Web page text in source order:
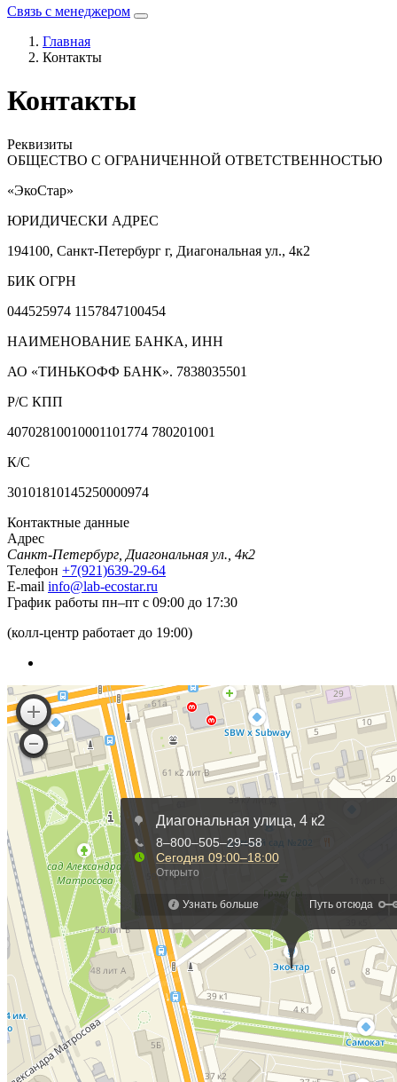
Связь с менеджером
Главная
Контакты
Контакты
Реквизиты
ОБЩЕСТВО С ОГРАНИЧЕННОЙ ОТВЕТСТВЕННОСТЬЮ
«ЭкоСтар»
ЮРИДИЧЕСКИ АДРЕС
194100, Санкт-Петербург г, Диагональная ул., 4к2
БИК ОГРН
044525974 1157847100454
НАИМЕНОВАНИЕ БАНКА, ИНН
АО «ТИНЬКОФФ БАНК». 7838035501
Р/С КПП
40702810010001101774 780201001
К/С
30101810145250000974
Контактные данные
Адрес
Санкт-Петербург, Диагональная ул., 4к2
Телефон +7(921)639-29-64
E-mail info@lab-ecostar.ru
График работы пн–пт с 09:00 до 17:30
(колл-центр работает до 19:00)